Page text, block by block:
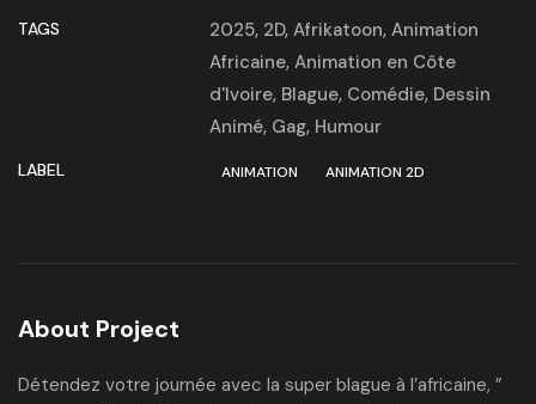
TAGS 2025, 2D, Afrikatoon, Animation
Africaine, Animation en Côte
d'Ivoire, Blague, Comédie, Dessin
Animé, Gag, Humour
LABEL ANIMATION ANIMATION 2D
About Project
Détendez votre journée avec la super blague à l’africaine, ”